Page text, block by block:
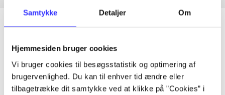
Samtykke Detaljer Om
Hjemmesiden bruger cookies
Vi bruger cookies til besøgsstatistik og optimering af
brugervenlighed. Du kan til enhver tid ændre eller
tilbagetrække dit samtykke ved at klikke på ”Cookies” i
Artikler
Alle registrerede artikler fordelt på udgivelser